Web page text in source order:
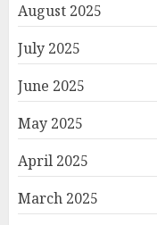
August 2025
July 2025
June 2025
May 2025
April 2025
March 2025